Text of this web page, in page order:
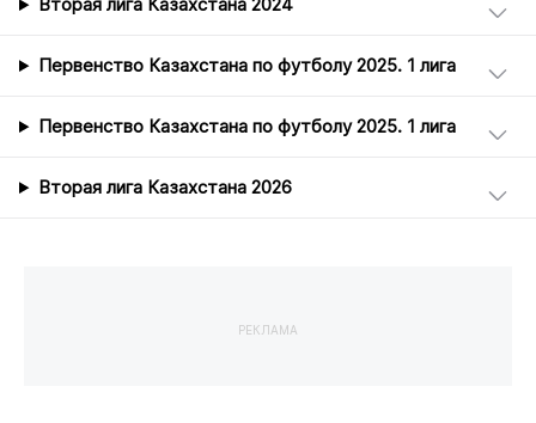
Вторая лига Казахстана 2024
Первенство Казахстана по футболу 2025. 1 лига
Первенство Казахстана по футболу 2025. 1 лига
Вторая лига Казахстана 2026
РЕКЛАМА